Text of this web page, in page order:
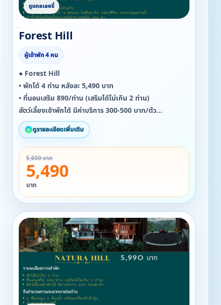
Forest Hill
ผู้เข้าพัก 4 คน
● Forest Hill
• พักได้ 4 ท่าน หลังละ 5,490 บาท
• ที่นอนเสริม 890/ท่าน (เสริมได้ไม่เกิน 2 ท่าน)
สัตว์เลี้ยงเข้าพักได้ มีค่าบริการ 300-500 บาท/ตัว
สิ่งอำนวยความสะดวกภายในบ้าน
▪ บ้านชั้นครึ่ง 1 ห้องนอน 2 เตียง 1 ห้องน้ำ พร้อมเครื่องทำ
น้ำอุ่น
▪ เครื่องปรับอากาศ พัดลม ไดร์เป่าผม ตู้เย็น
▪ ลำโพง Fender
▪ ห้องครัวพร้อมอุปกรณ์ทำครัว
▪ ผ้าขนหนู ครีมอาบน้ำ ยาสระผม โลชั่นทาผิว แปรงสีฟัน หมว
หมวกคลุมอาก
▪ กาน้ำร้อนพร้อมทั้งอุปกรณ์ทำกาแฟดริป และ ชา
▪ Snack
▪ แก้วไวน์ + ถังแช่ไวน์
ดูรายละเอียดเพิ่มเติม
5,600 บาท
5,490
บาท